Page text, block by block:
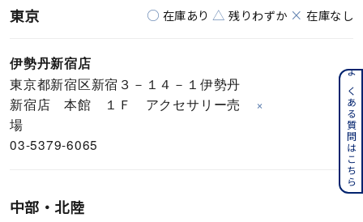
○ 在庫あり △ 残りわずか × 在庫なし
東京
伊勢丹新宿店
東京都新宿区新宿３－１４－１伊勢丹
新宿店 本館 １Ｆ アクセサリー売
場
03-5379-6065
×
中部・北陸
よくある質問はこちら